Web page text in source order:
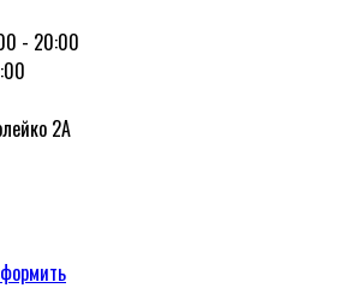
- 20:00
2А